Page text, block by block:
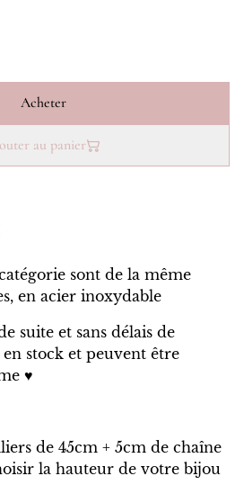
Acheter
au panier
sont de la même
en acier inoxydable
suite et sans délais de
stock et peuvent être
♥️
de 45cm + 5cm de chaîne
la hauteur de votre bijou